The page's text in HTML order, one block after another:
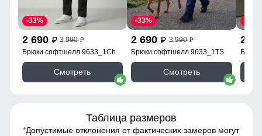
2 690 p 3 990p
-33%
Брюки софтшелл 9633_1Ch
Смотреть
2 690 p 3 990p
-33%
Брюки софтшелл 9633_1TS
Смотреть
2
Таблица размеров
*Допустимые отклонения от фактических замеров могут